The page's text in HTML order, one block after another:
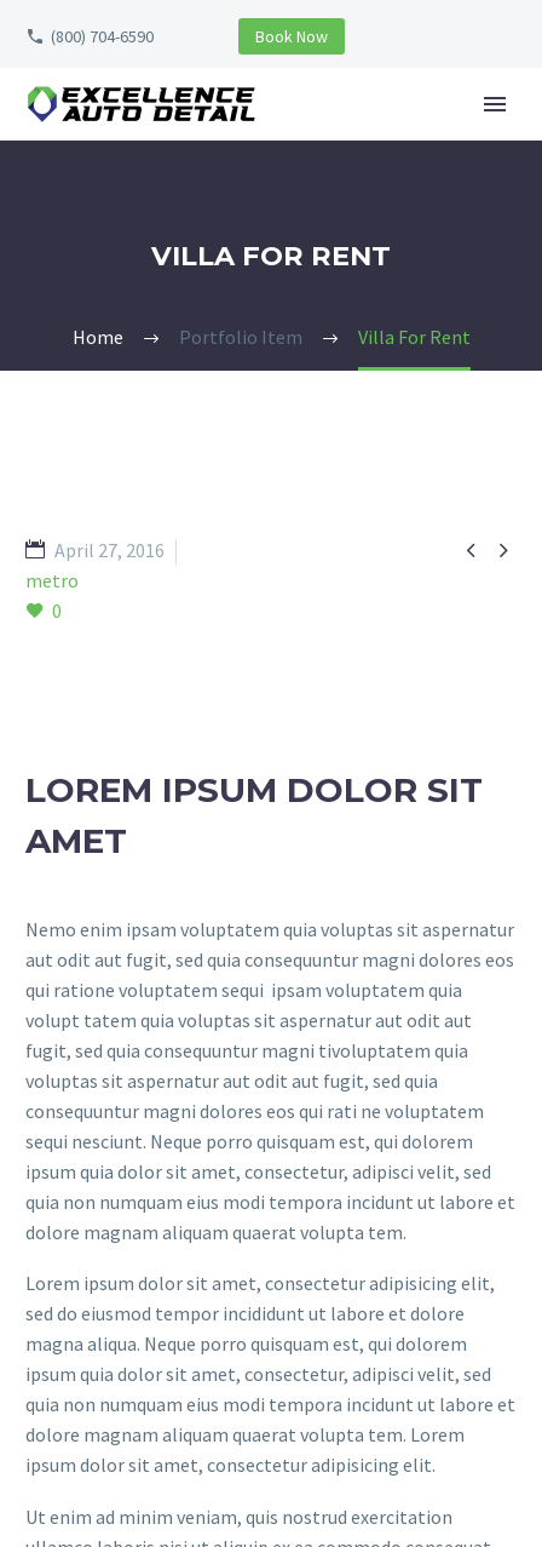
(800) 704-6590 Book Now
VILLA FOR RENT
Home Portfolio Item Villa For Rent
 
April 27, 2016
metro
0
LOREM IPSUM DOLOR SIT
AMET
Nemo enim ipsam voluptatem quia voluptas sit aspernatur
aut odit aut fugit, sed quia consequuntur magni dolores eos
qui ratione voluptatem sequi ipsam voluptatem quia
volupt tatem quia voluptas sit aspernatur aut odit aut
fugit, sed quia consequuntur magni tivoluptatem quia
voluptas sit aspernatur aut odit aut fugit, sed quia
consequuntur magni dolores eos qui rati ne voluptatem
sequi nesciunt. Neque porro quisquam est, qui dolorem
ipsum quia dolor sit amet, consectetur, adipisci velit, sed
quia non numquam eius modi tempora incidunt ut labore et
dolore magnam aliquam quaerat volupta tem.
Lorem ipsum dolor sit amet, consectetur adipisicing elit,
sed do eiusmod tempor incididunt ut labore et dolore
magna aliqua. Neque porro quisquam est, qui dolorem
ipsum quia dolor sit amet, consectetur, adipisci velit, sed
quia non numquam eius modi tempora incidunt ut labore et
dolore magnam aliquam quaerat volupta tem. Lorem
ipsum dolor sit amet, consectetur adipisicing elit.
Ut enim ad minim veniam, quis nostrud exercitation